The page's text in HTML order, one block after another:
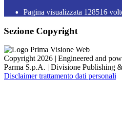
Pagina visualizzata 128516
Sezione Copyright
Copyright 2026 | Engineered and
Parma S.p.A. | Divisione Publishing
Disclaimer trattamento dati personali